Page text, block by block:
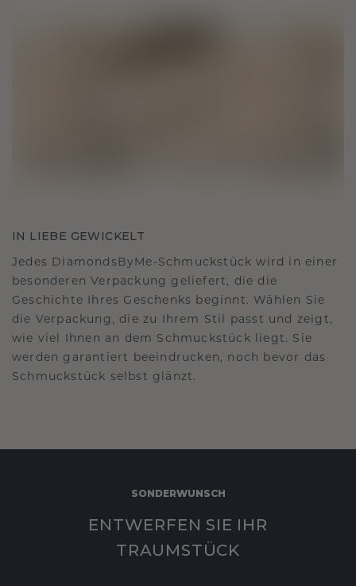
IN LIEBE GEWICKELT
Jedes DiamondsByMe-Schmuckstück wird in einer
besonderen Verpackung geliefert, die die
Geschichte Ihres Geschenks beginnt. Wählen Sie
die Verpackung, die zu Ihrem Stil passt und zeigt,
wie viel Ihnen an dem Schmuckstück liegt. Sie
werden garantiert beeindrucken, noch bevor das
Schmuckstück selbst glänzt.
SONDERWUNSCH
ENTWERFEN SIE IHR
TRAUMSTÜCK